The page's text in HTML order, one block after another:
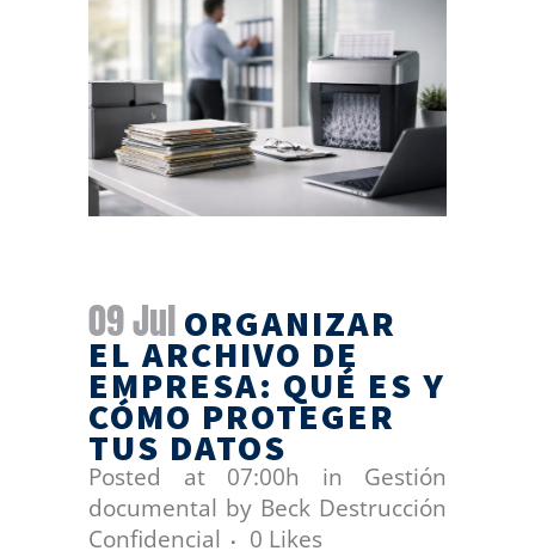
09 Jul ORGANIZAR
EL ARCHIVO DE
EMPRESA: QUÉ ES Y
CÓMO PROTEGER
TUS DATOS
Posted at 07:00h in Gestión
documental by Beck Destrucción
Confidencial
0 Likes